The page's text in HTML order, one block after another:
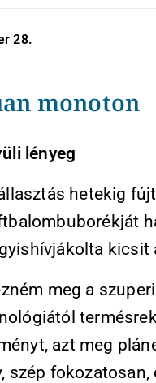
28.
monoton
lényeg
hetekig
kicsit
meg a
azt meg
szép fokozatosan,